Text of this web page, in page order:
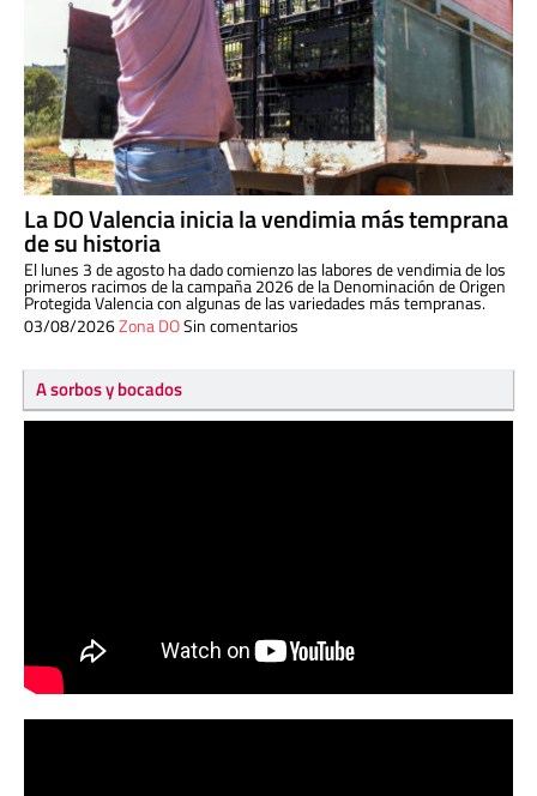
La DO Valencia inicia la vendimia más temprana
de su historia
El lunes 3 de agosto ha dado comienzo las labores de vendimia de los
primeros racimos de la campaña 2026 de la Denominación de Origen
Protegida Valencia con algunas de las variedades más tempranas.
03/08/2026Zona DOSin comentarios
A sorbos y bocados